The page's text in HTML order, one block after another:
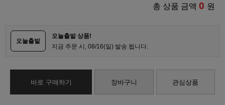
총 상품 금액 0 원
오늘출발
오늘출발 상품!
지금 주문 시, 08/16(일) 발송 됩니다.
바로 구매하기 장바구니 관심상품